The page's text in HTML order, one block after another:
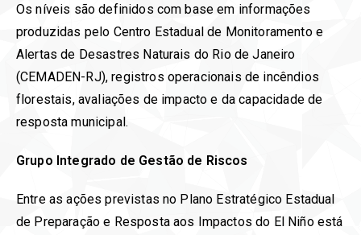
Os níveis são definidos com base em informações
produzidas pelo Centro Estadual de Monitoramento e
Alertas de Desastres Naturais do Rio de Janeiro
(CEMADEN-RJ), registros operacionais de incêndios
florestais, avaliações de impacto e da capacidade de
resposta municipal.
Grupo Integrado de Gestão de Riscos
Entre as ações previstas no Plano Estratégico Estadual
de Preparação e Resposta aos Impactos do El Niño está